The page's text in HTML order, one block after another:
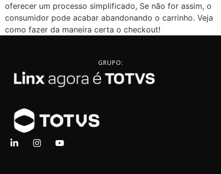
oferecer um processo simplificado, Se não for assim, o
consumidor pode acabar abandonando o carrinho. Veja
como fazer da maneira certa o checkout!
GRUPO: